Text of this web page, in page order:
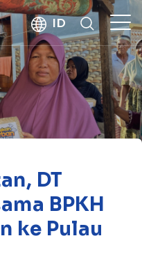
ID
DT
BPKH
ke Pulau